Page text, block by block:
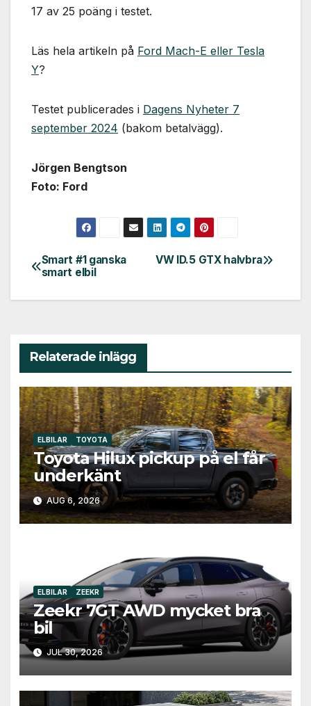
17 av 25 poäng i testet.
Läs hela artikeln på Ford Mach-E eller Tesla
Y?
Testet publicerades i Dagens Nyheter 7
september 2024 (bakom betalvägg).
Jörgen Bengtson
Foto: Ford
Inläggsnavigering
VW ID.5 GTX halvbra
Smart #1 ganska
smart elbil
Relaterade inlägg
ELBILAR TOYOTA
Toyota Hilux pickup på el får
underkänt
AUG 6, 2026
ELBILAR ZEEKR
Zeekr 7GT AWD mycket bra
bil
JUL 30, 2026